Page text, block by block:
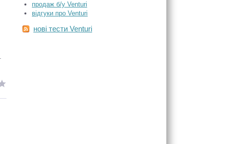
продаж б/у Venturi
відгуки про Venturi
нові тести Venturi